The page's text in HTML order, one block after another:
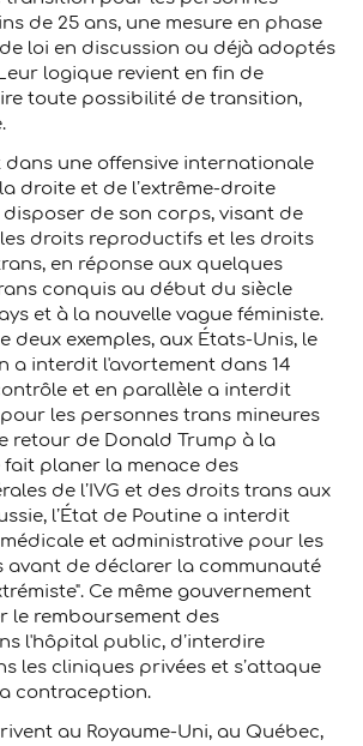
de 25 ans, une mesure en phase
loi en discussion ou déjà adoptés
logique revient en fin de
toute possibilité de transition,
dans une offensive internationale
droite et de l’extrême-droite
de son corps, visant de
droits reproductifs et les droits
en réponse aux quelques
conquis au début du siècle
et à la nouvelle vague féministe.
deux exemples, aux États-Unis, le
a interdit l'avortement dans 14
et en parallèle a interdit
les personnes trans mineures
retour de Donald Trump à la
fait planer la menace des
de l’IVG et des droits trans aux
l’État de Poutine a interdit
et administrative pour les
avant de déclarer la communauté
Ce même gouvernement
le remboursement des
l'hôpital public, d’interdire
les cliniques privées et s’attaque
contraception.
au Royaume-Uni, au Québec,